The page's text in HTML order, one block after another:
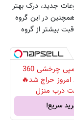
جدید، درک بهتر
در این گروه
بیشتر از گروه
دوربین لامپی چرخشی 360
حراج شد🔥
درب منزل
سریع!